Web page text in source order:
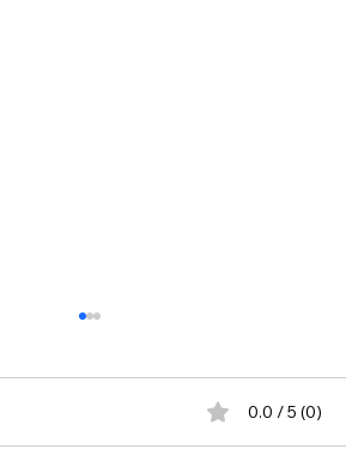
0.0 / 5 (0)